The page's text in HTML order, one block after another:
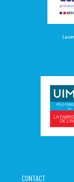
La
CONTACT